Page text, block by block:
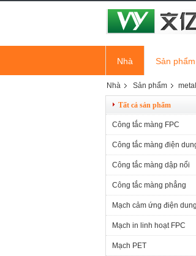
Nhà Sản phẩm
Nhà Sản phẩm
Tất cả sản phẩm
Công tắc màng FPC
Công tắc màng điện
Công tắc màng dập nổi
Công tắc màng phẳng
Mạch cảm ứng điện dung
Mạch in linh hoạt FPC
Mạch PET